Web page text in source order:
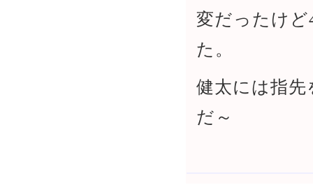
変だったけ
た。
健太には指
だ～